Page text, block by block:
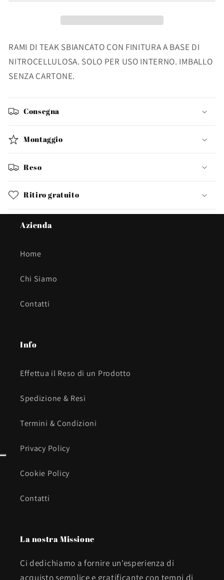
RAMI DI TEAK SBIANCATO CON FINITURA A BASE DI
NITROCELLULOSA. SOLO PER USO INTERNO. IMBALLO
SENZA CARTONE.
Consegna
Montaggio
Reso
Ritiro gratuito
Azienda
Home
Chi Siamo
Contatti
Info
Effettua il Reso di un Prodotto
Spedizione & Resi
Termini & Condizioni
Privacy Policy
Cookie Policy
Contatti
La nostra Missione
Ci dedichiamo a fornire un'esperienza di
acquisto semplice e gratificante con tempi di